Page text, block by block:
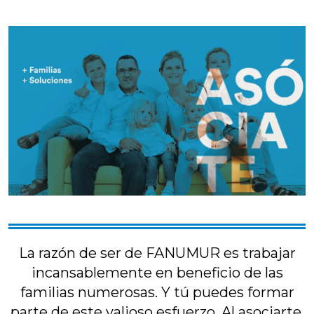
La razón de ser de FANUMUR es trabajar
incansablemente en beneficio de las
familias numerosas. Y tú puedes formar